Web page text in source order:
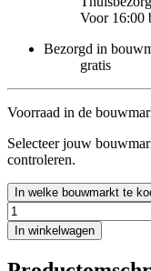
Voor 16:00
Bezorgd in
gratis
Voorraad in de
Selecteer jouw
controleren.
In welke bouwmarkt te
In winkelwagen